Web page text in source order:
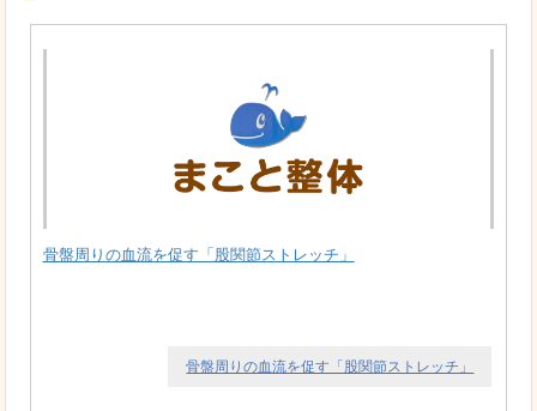
骨盤周りの血流を促す「股関節ストレッチ」
骨盤周りの血流を促す「股関節ストレッチ」